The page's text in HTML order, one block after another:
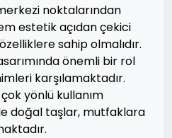
noktalarından
estetik açıdan çekici
sahip olmalıdır.
önemli bir rol
karşılamaktadır.
yönlü kullanım
doğal taşlar, mutfaklara